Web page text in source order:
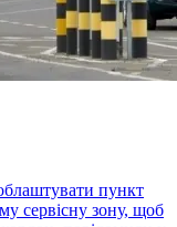
пункт
сервісну зону, щоб